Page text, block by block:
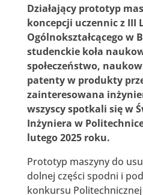
Działający prototyp
koncepcji uczennic z III
Ogólnokształcącego w
studenckie koła
społeczeństwo,
patenty w produkty
zainteresowana
wszyscy spotkali się w
Inżyniera w
lutego 2025 roku.
Prototyp maszyny do
dolnej części spodni i
konkursu Politechnicznej